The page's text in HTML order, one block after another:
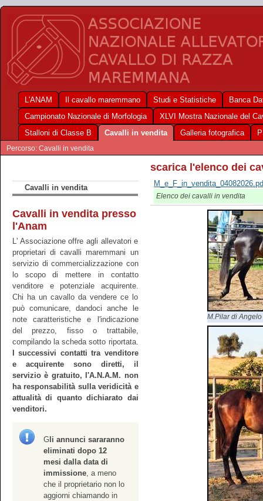
L'ANAM Il cavallo maremmano Studi e Statistiche
Banca
Campionato Nazionale di Morfologia
XLVI Mostra Nazionale del
Stalloni di Classe B
Cavalli in vendita Galleria fotografica
Percorso: Cavalli in vendita
Cavalli in vendita
Cavalli in vendita presso
l'Anam
L' Associazione offre agli allevatori e
proprietari di cavalli maremmani un
servizio di commercializzazione con
lo scopo di mettere in contatto
venditore e potenziale acquirente.
Chi ha un cavallo da vendere ce lo
può comunicare, dandoci anche le
note caratteristiche e l'indicazione
del prezzo, fisso o trattabile,
compilando la scheda sotto riportata.
I successivi contatti tra venditore
e acquirente sono diretti, il
servizio è gratuito, l'A.N.A.M. non
ha responsabilità sulla veridicità e
attualità di quanto dichiarato dai
venditori.
G li annunci sararanno
eliminati dopo 12
mesi dalla data di
immissione , a meno
che il proprietario non lo
aggiorni chiamando in
scarica l'elenco dei
Elenco dei cavalli in vendita
M.Pilar di